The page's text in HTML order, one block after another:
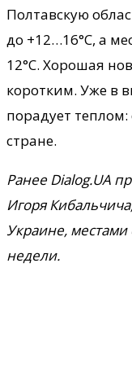
Полтавскую
до +12…16°C, а
12°C. Хорошая
коротким. Уже в
порадует
стране.
Ранее Dialog.UA
Игоря
Украине,
недели.